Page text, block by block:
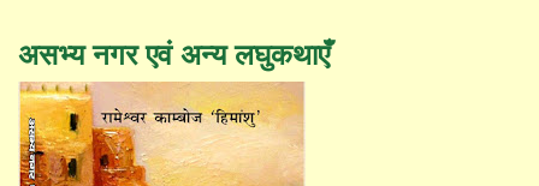
असभ्य नगर एवं अन्य लघुकथाएँ